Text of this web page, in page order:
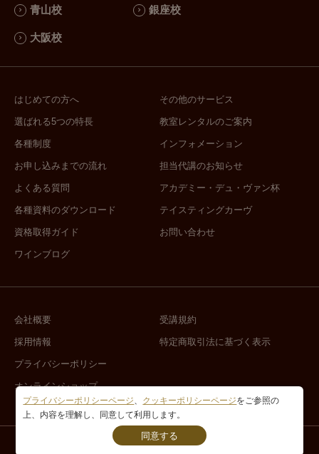
青山校 銀座校
大阪校
はじめての方へ
選ばれる5つの特長
各種制度
お申し込みまでの流れ
よくある質問
各種資料のダウンロード
資格取得ガイド
ワインブログ
その他のサービス
教室レンタルのご案内
インフォメーション
担当代講のお知らせ
アカデミー・デュ・ヴァン杯
テイスティングカーヴ
お問い合わせ
会社概要
採用情報
プライバシーポリシー
オンラインショップ
受講規約
特定商取引法に基づく表示
プライバシーポリシーページ、 クッキーポリシーページをご参照の
上、内容を理解し、同意して利用します。